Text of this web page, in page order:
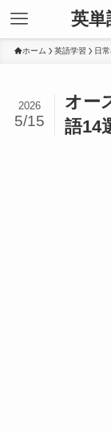
英
ホーム 英語学習 日
オー
語14
2026
5/15